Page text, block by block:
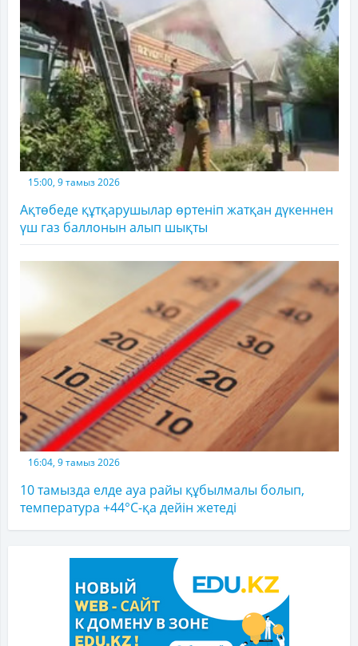
15:00, 9 тамыз 2026
Ақтөбеде құтқарушылар өртеніп жатқан дүкеннен
үш газ баллонын алып шықты
16:04, 9 тамыз 2026
10 тамызда елде ауа райы құбылмалы болып,
температура +44°C-қа дейін жетеді